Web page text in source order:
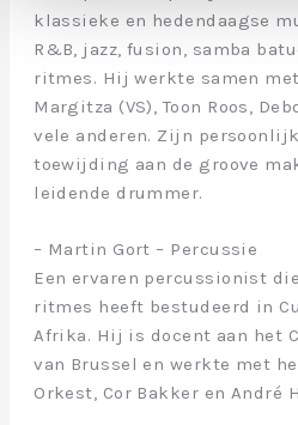
klassieke en hedendaagse
R&B, jazz, fusion, samba
ritmes. Hij werkte samen
Margitza (VS), Toon Roos,
vele anderen. Zijn
toewijding aan de groove
leidende drummer.
– Martin Gort – Percussie
Een ervaren percussionist
ritmes heeft bestudeerd in
Afrika. Hij is docent aan het
van Brussel en werkte met
Orkest, Cor Bakker en André